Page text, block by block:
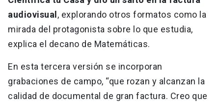
audiovisual , explorando otros formatos como la
mirada del protagonista sobre lo que estudia,
explica el decano de Matemáticas.
En esta tercera versión se incorporan
grabaciones de campo, “que rozan y alcanzan la
calidad de documental de gran factura. Creo que